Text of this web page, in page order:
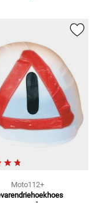
Moto112+